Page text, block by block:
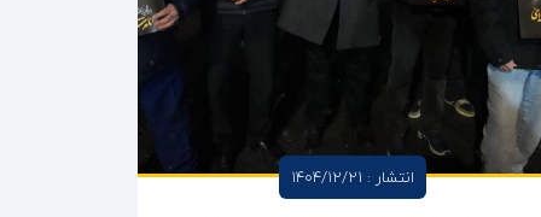
انتشار : 1404/12/21